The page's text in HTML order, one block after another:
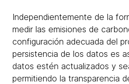
Independientemente de la
medir las emisiones de
configuración adecuada del
persistencia de los datos es
datos estén actualizados y
permitiendo la transparencia